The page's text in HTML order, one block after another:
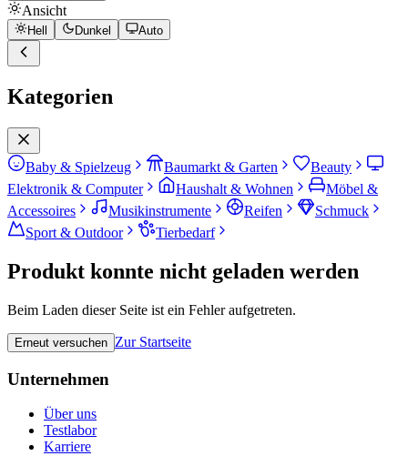
Ansicht
Hell Dunkel Auto
Kategorien
Baby & Spielzeug Baumarkt & Garten
Beauty
Elektronik & Computer
Haushalt & Wohnen
Möbel &
Accessoires
Musikinstrumente Reifen
Schmuck
Sport & Outdoor
Tierbedarf
Produkt konnte nicht geladen werden
Beim Laden dieser Seite ist ein Fehler aufgetreten.
Erneut versuchen Zur Startseite
Unternehmen
Über uns
Testlabor
Karriere